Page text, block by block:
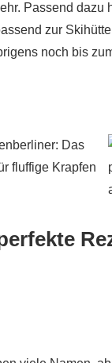
Passend dazu
zur
noch bis